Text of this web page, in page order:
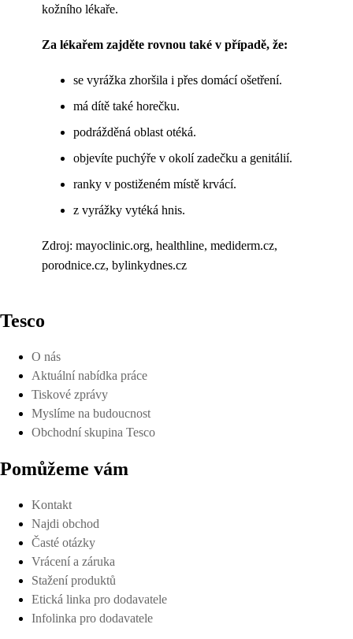
kožního lékaře.
Za lékařem zajděte rovnou také v případě, že:
se vyrážka zhoršila i přes domácí ošetření.
má dítě také horečku.
podrážděná oblast otéká.
objevíte puchýře v okolí zadečku a genitálií.
ranky v postiženém místě krvácí.
z vyrážky vytéká hnis.
Zdroj: mayoclinic.org, healthline, mediderm.cz,
porodnice.cz, bylinkydnes.cz
Tesco
O nás
Aktuální nabídka práce
Tiskové zprávy
Myslíme na budoucnost
Obchodní skupina Tesco
Pomůžeme vám
Kontakt
Najdi obchod
Časté otázky
Vrácení a záruka
Stažení produktů
Etická linka pro dodavatele
Infolinka pro dodavatele